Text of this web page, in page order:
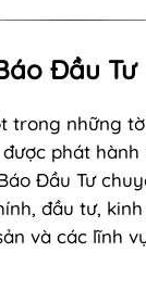
Đầu Tư
trong những
phát
Đầu Tư
đầu tư,
và các lĩnh